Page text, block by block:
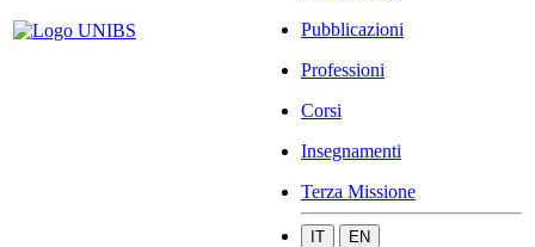
Pubblicazioni
Professioni
Corsi
Insegnamenti
Terza Missione
IT EN